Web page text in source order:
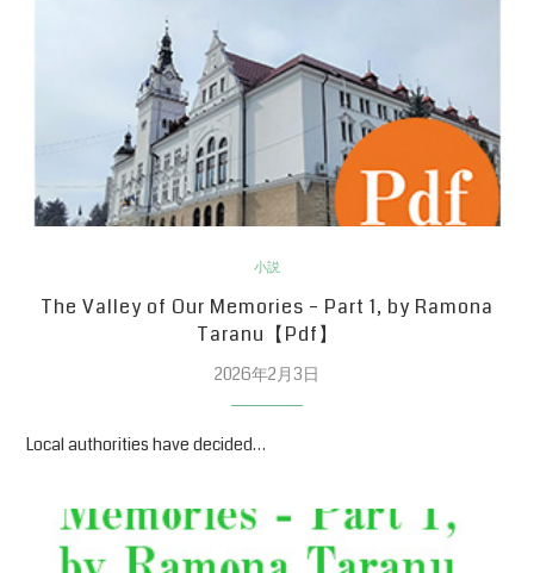
小説
The Valley of Our Memories – Part 1, by Ramona
Taranu【Pdf】
2026年2月3日
Local authorities have decided…